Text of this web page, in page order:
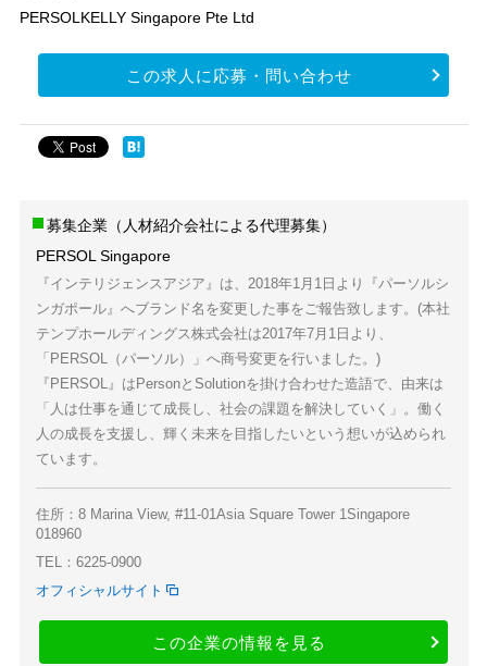
PERSOLKELLY Singapore Pte Ltd
この求人に応募・問い合わせ
募集企業（人材紹介会社による代理募集）
PERSOL Singapore
『インテリジェンスアジア』は、2018年1月1日より『パーソルシ
ンガポール』へブランド名を変更した事をご報告致します。(本社
テンプホールディングス株式会社は2017年7月1日より、
「PERSOL（パーソル）」へ商号変更を行いました。)
『PERSOL』はPersonとSolutionを掛け合わせた造語で、由来は
「人は仕事を通じて成長し、社会の課題を解決していく」。働く
人の成長を支援し、輝く未来を目指したいという想いが込められ
ています。
住所：8 Marina View, #11-01Asia Square Tower 1Singapore
018960
TEL：6225-0900
オフィシャルサイト
この企業の情報を見る